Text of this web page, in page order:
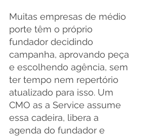
Muitas empresas de médio
porte têm o próprio
fundador decidindo
campanha, aprovando peça
e escolhendo agência, sem
ter tempo nem repertório
atualizado para isso. Um
CMO as a Service assume
essa cadeira, libera a
agenda do fundador e